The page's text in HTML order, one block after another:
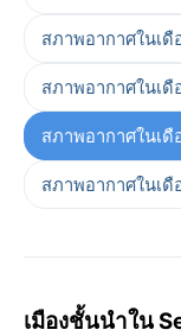
สภาพอากาศในเ
สภาพอากาศในเ
สภาพอากาศในเ
สภาพอากาศในเ
เมืองชั้นนำใน